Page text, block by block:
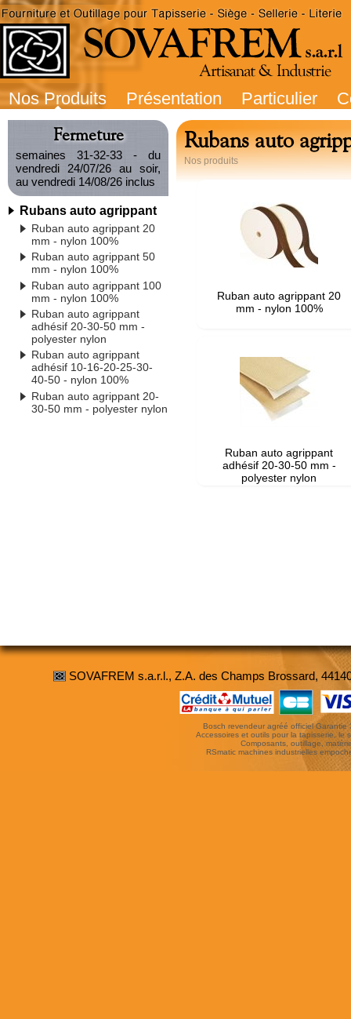
Nos Produits Présentation Particulier
Fermeture
semaines 31-32-33 - du
vendredi 24/07/26 au soir,
au vendredi 14/08/26 inclus
Rubans auto agrippant
Ruban auto agrippant 20
mm - nylon 100%
Ruban auto agrippant 50
mm - nylon 100%
Ruban auto agrippant 100
mm - nylon 100%
Ruban auto agrippant
adhésif 20-30-50 mm -
polyester nylon
Ruban auto agrippant
adhésif 10-16-20-25-30-
40-50 - nylon 100%
Ruban auto agrippant 20-
30-50 mm - polyester nylon
Rubans auto
Nos produits
Ruban auto agrippant 20
mm - nylon 100%
Ruban auto agrippant
adhésif 20-30-50 mm -
polyester nylon
SOVAFREM s.a.r.l., Z.A. des Champs Brossard,
Bosch revendeur agréé officiel Garantie
Accessoires et outils pour la tapisserie, le
Composants, outillage,
RSmatic machines industrielles